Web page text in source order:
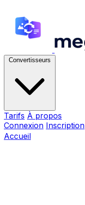
Convertisseurs
Tarifs À propos
Connexion Inscription
Accueil